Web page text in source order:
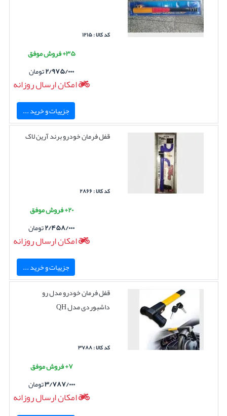
کد کالا : ۱۲۱۵
۳۵+ فروش موفق
۲/۹۷۵/۰۰۰تومان
امکان ارسال روزانه
جزییات و خرید ...
قفل فرمان خودرو برند آرین لاک
کد کالا : ۲۸۶۶
۲۰+ فروش موفق
۲/۴۵۸/۰۰۰تومان
امکان ارسال روزانه
جزییات و خرید ...
قفل فرمان خودرو مدل رو
داشبوردی مدل QH
کد کالا : ۳۷۸۸
۷+ فروش موفق
۳/۷۸۷/۰۰۰تومان
امکان ارسال روزانه